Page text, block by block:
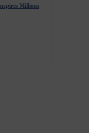
Inspires Millions